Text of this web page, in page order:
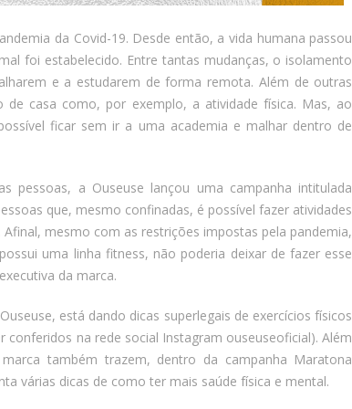
da Covid-19. Desde então, a vida humana passou
foi estabelecido. Entre tantas mudanças, o isolamento
e a estudarem de forma remota. Além de outras
de casa como, por exemplo, a atividade física. Mas, ao
ficar sem ir a uma academia e malhar dentro de
pessoas, a Ouseuse lançou uma campanha intitulada
que, mesmo confinadas, é possível fazer atividades
mesmo com as restrições impostas pela pandemia,
uma linha fitness, não poderia deixar de fazer esse
da marca.
está dando dicas superlegais de exercícios físicos
na rede social Instagram ouseuseoficial). Além
também trazem, dentro da campanha Maratona
várias dicas de como ter mais saúde física e mental.